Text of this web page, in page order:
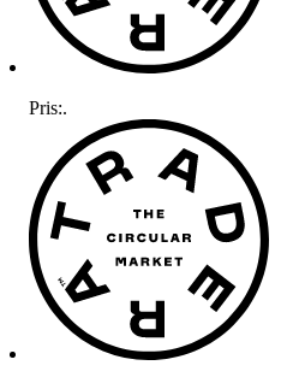
Pris:.